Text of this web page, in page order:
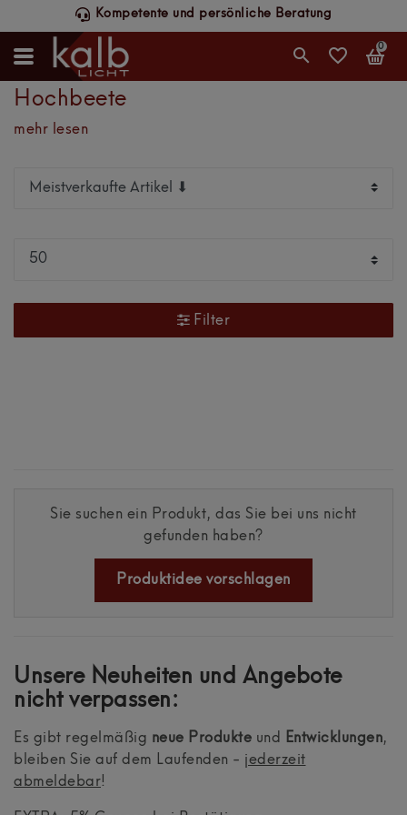
Kompetente und persönliche Beratung
0
Hochbeete
mehr lesen
Filter
Sie suchen ein Produkt, das Sie bei uns nicht
gefunden haben?
Produktidee vorschlagen
Unsere Neuheiten und Angebote
nicht verpassen:
Es gibt regelmäßig neue Produkte und Entwicklungen,
bleiben Sie auf dem Laufenden - jederzeit
abmeldebar!